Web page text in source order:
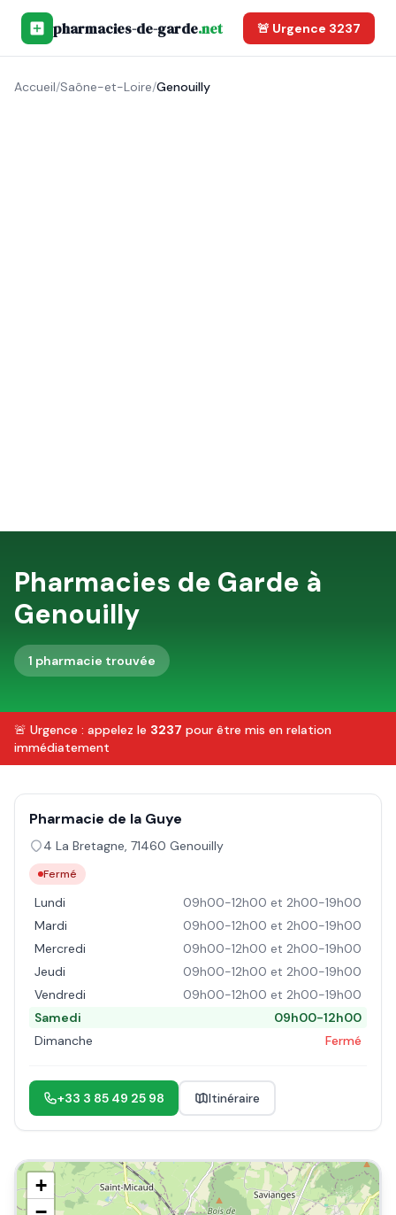
pharmacies-de-garde.net 🚨 Urgence 3237
Accueil/Saône-et-Loire/Genouilly
Pharmacies de Garde à
Genouilly
1 pharmacie trouvée
🚨 Urgence : appelez le 3237 pour être mis en relation
immédiatement
Pharmacie de la Guye
4 La Bretagne, 71460 Genouilly
Fermé
Lundi
09h00-12h00 et 2h00-19h00
Mardi
09h00-12h00 et 2h00-19h00
Mercredi
09h00-12h00 et 2h00-19h00
Jeudi
09h00-12h00 et 2h00-19h00
Vendredi
09h00-12h00 et 2h00-19h00
Samedi
09h00-12h00
Dimanche
Fermé
+33 3 85 49 25 98 Itinéraire
+